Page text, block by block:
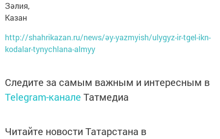
Зәлия,
Казан
http://shahrikazan.ru/news/әy-yazmyish/ulygyz-ir-tgel-ikn-
kodalar-tynychlana-almyy
Следите за самым важным и интересным в
Telegram-канале Татмедиа
Читайте новости Татарстана в